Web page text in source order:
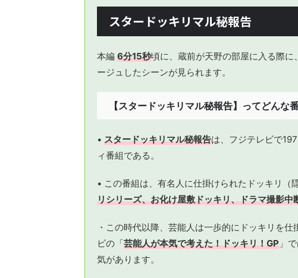
スタードッキリマル秘報告
本編 6分15秒頃に、蔵前が天野の部屋に入る際に、
ージュしたシーンが見られます。
【スタードッキリマル秘報告】ってどんな
• スタードッキリマル秘報告は、フジテレビで
ィ番組である。
• この番組は、有名人に仕掛けられたドッキリ（
リシリーズ、お化け屋敷ドッキリ、ドラマ撮影中
・この時代以降、芸能人は一歩的にドッキリを
ビの「芸能人が本気で考えた！ドッキリ！GP 」
気があります。